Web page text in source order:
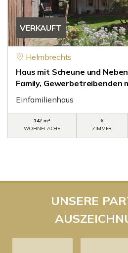
VERKAUFT
Helmbrechts
Haus mit Scheune und
Family, Gewerbetreibenden
Einfamilienhaus
142 m²
WOHNFLÄCHE
6
ZIMMER
UNSERE